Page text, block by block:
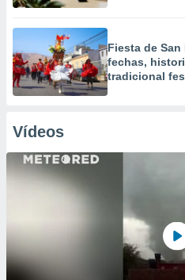
Fiesta de San
fechas,
tradicional
Vídeos